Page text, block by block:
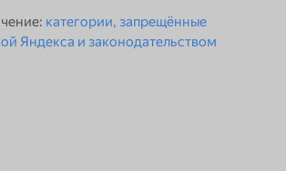
категории, запрещённые
Яндекса и законодательством